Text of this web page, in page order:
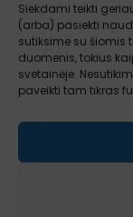
Siekdami teikti
(arba) pasiekti
sutiksime su šiomis
duomenis, tokius
svetainėje.
paveikti tam tikras
Apie
Įžvalgos